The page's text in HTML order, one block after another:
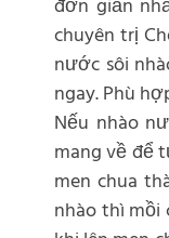
đơn giản
chuyên trị
nước sôi
ngay. Phù
Nếu nhào
mang về để
men chua
nhào thì mồi